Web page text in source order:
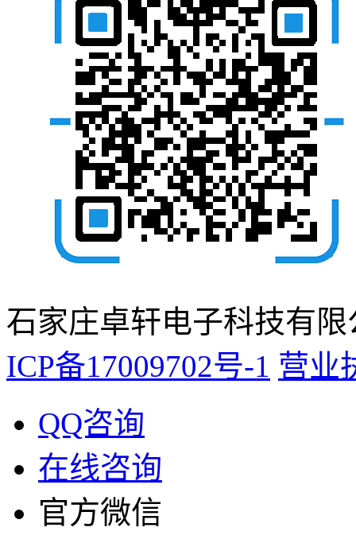
石家庄卓轩电子科技有
ICP备17009702号-1 营业
QQ咨询
在线咨询
官方微信